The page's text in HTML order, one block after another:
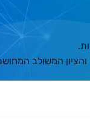
המשולב